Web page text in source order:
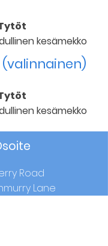
kesämekko
(valinnainen)
kesämekko
Road
Lane